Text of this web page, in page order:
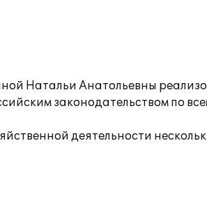
Натальи Анатольевны
законодательством по
деятельности